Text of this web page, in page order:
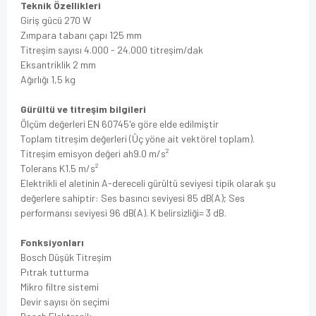
Teknik Özellikleri
Giriş gücü 270 W
Zımpara tabanı çapı 125 mm
Titreşim sayısı 4.000 - 24.000 titreşim/dak
Eksantriklik 2 mm
Ağırlığı 1,5 kg
Gürültü ve titreşim bilgileri
Ölçüm değerleri EN 60745'e göre elde edilmiştir
Toplam titreşim değerleri (Üç yöne ait vektörel toplam).
Titreşim emisyon değeri ah9.0 m/s²
Tolerans K1.5 m/s²
Elektrikli el aletinin A-dereceli gürültü seviyesi tipik olarak şu
değerlere sahiptir: Ses basıncı seviyesi 85 dB(A); Ses
performansı seviyesi 96 dB(A). K belirsizliği= 3 dB.
Fonksiyonları
Bosch Düşük Titreşim
Pıtrak tutturma
Mikro filtre sistemi
Devir sayısı ön seçimi